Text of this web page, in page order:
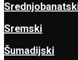
Sremski
Šumadijski